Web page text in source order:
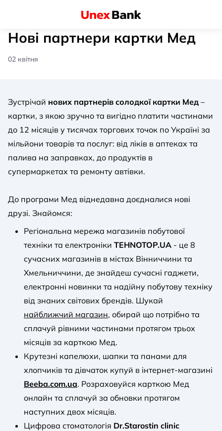
Нові партнери картки Мед
02 квітня
Зустрічай нових партнерів солодкої картки Мед –
картки, з якою зручно та вигідно платити частинами
до 12 місяців у тисячах торгових точок по Україні за
мільйони товарів та послуг: від ліків в аптеках та
палива на заправках, до продуктів в
супермаркетах та ремонту автівки.
До програми Мед віднедавна доєдналися нові
друзі. Знайомся:
Регіональна мережа магазинів побутової
техніки та електроніки TEHNOTOP.UA - це 8
сучасних магазинів в містах Вінниччини та
Хмельниччини, де знайдеш сучасні гаджети,
електронні новинки та надійну побутову техніку
від знаних світових брендів. Шукай
найближчий магазин, обирай що потрібно та
сплачуй рівними частинами протягом трьох
місяців за карткою Мед.
Крутезні капелюхи, шапки та панами для
хлопчиків та дівчаток купуй в інтернет-магазині
Beeba.com.ua. Розраховуйся карткою Мед
онлайн та сплачуй за обновки протягом
наступних двох місяців.
Цифрова стоматологія Dr.Starostin clinic